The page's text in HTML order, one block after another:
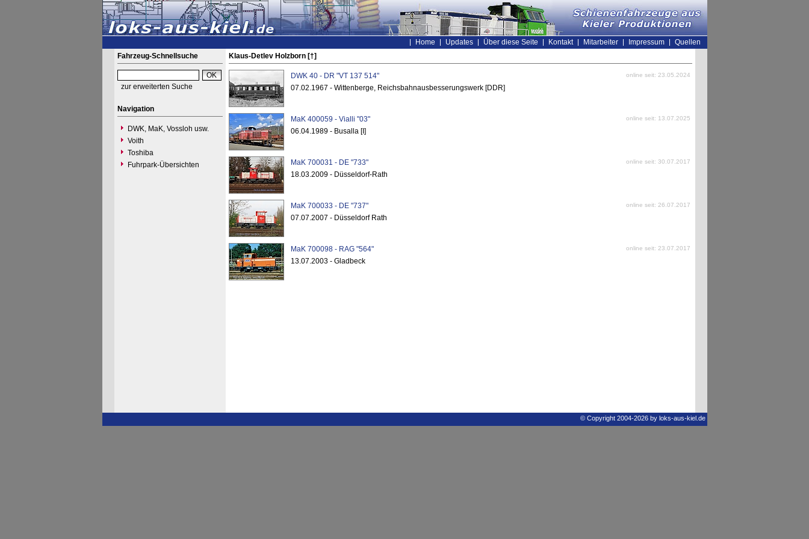
Home Updates Über diese Seite Kontakt Mitarbeiter Impressum
Quellen
Fahrzeug-Schnellsuche
zur erweiterten Suche
Navigation
DWK, MaK, Vossloh usw.
Voith
Toshiba
Fuhrpark-Übersichten
Klaus-Detlev Holzborn [†]
DWK 40 - DR "VT 137 514" online seit: 23.05.2024
07.02.1967 - Wittenberge, Reichsbahnausbesserungswerk [DDR]
MaK 400059 - Vialli "03" online seit: 13.07.2025
06.04.1989 - Busalla [I]
MaK 700031 - DE "733" online seit: 30.07.2017
18.03.2009 - Düsseldorf-Rath
MaK 700033 - DE "737" online seit: 26.07.2017
07.07.2007 - Düsseldorf Rath
MaK 700098 - RAG "564" online seit: 23.07.2017
13.07.2003 - Gladbeck
© Copyright 2004-2026 by loks-aus-kiel.de